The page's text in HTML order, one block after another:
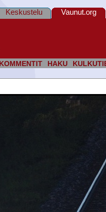
KOMMENTIT HAKU
Keskustelu Vaunut.org